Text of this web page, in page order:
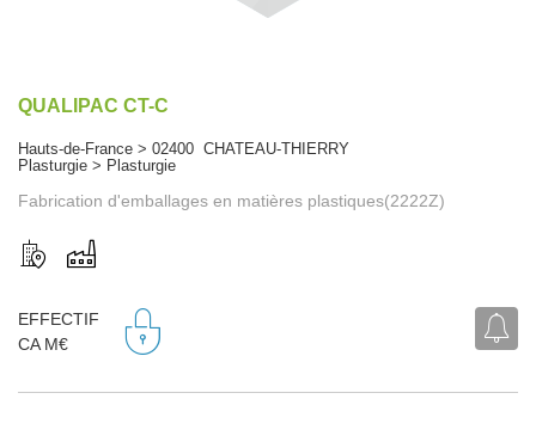
QUALIPAC CT-C
Hauts-de-France > 02400 CHATEAU-THIERRY
Plasturgie > Plasturgie
Fabrication d'emballages en matières plastiques(2222Z)
EFFECTIF
CA M€